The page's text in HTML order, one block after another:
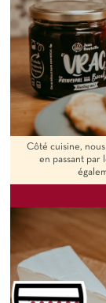
Côté cuisine,
en passant par